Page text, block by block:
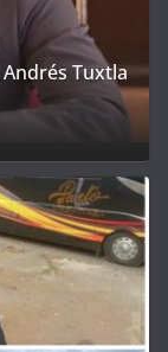
Tuxtla